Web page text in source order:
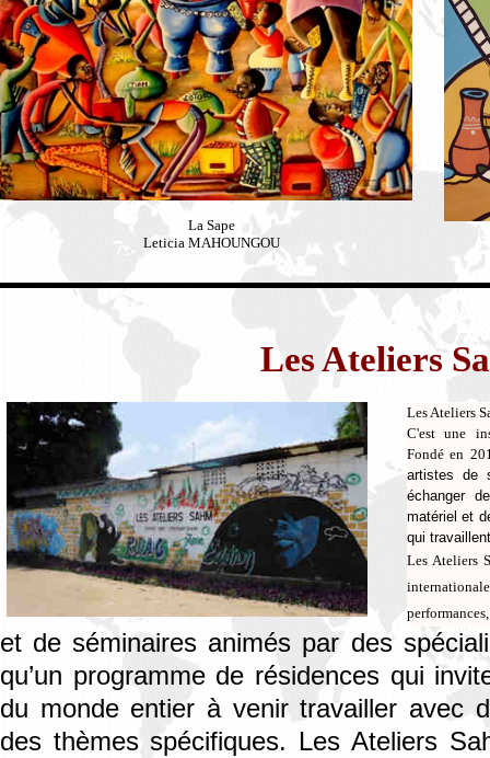
La Sape
Leticia MAHOUNGOU
Les Ateliers
Les Ateliers
C'est une
Fondé en
artistes de
échanger
matériel et
qui
Les Ateliers
et de séminaires animés par des
qu’un programme de résidences qui
du monde entier à venir travailler avec
des thèmes spécifiques. Les Ateliers